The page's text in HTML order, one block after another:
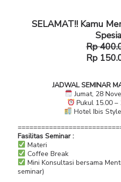
SELAMAT!! Kamu
Rp
Rp
JADWAL SEMINAR
Jumat, 28
Pukul 15.00 –
Hotel Ibis
Fasilitas Seminar :
Materi
Coffee Break
Mini Konsultasi bersama
seminar)